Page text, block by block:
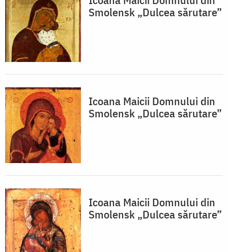
Smolensk „Dulcea sărutare”
Icoana Maicii Domnului din
Smolensk „Dulcea sărutare”
Icoana Maicii Domnului din
Smolensk „Dulcea sărutare”